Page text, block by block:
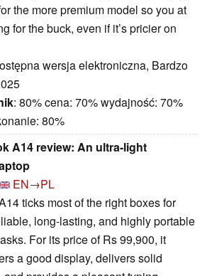
the more premium model so you at
for the buck, even if it’s pricier on
wersja elektroniczna, Bardzo
: 80% cena: 70% wydajność: 70%
80%
A14 review: An ultra-light
EN→PL
ticks most of the right boxes for
long-lasting, and highly portable
For its price of Rs 99,900, it
a good display, delivers solid